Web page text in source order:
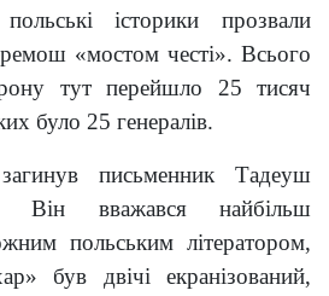
історики прозвали
«мостом честі». Всього
тут перейшло 25 тисяч
було 25 генералів.
письменник Тадеуш
Він вважався найбільш
польським літератором,
був двічі екранізований,